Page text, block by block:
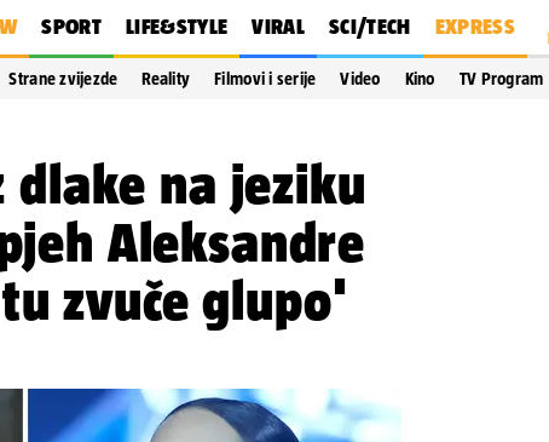
SPORT LIFE&STYLE VIRAL SCI/TECH EXPRESS
Strane zvijezde Reality Filmovi i serije Video Kino TV Program
dlake na jeziku
Aleksandre
zvuče glupo'